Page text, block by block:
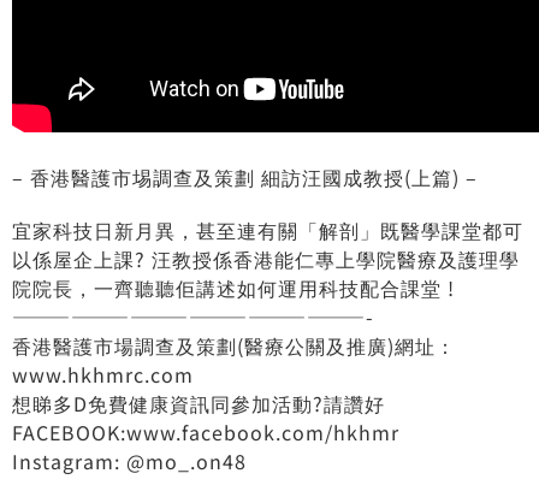
– 香港醫護市埸調查及策劃 細訪汪國成教授(上篇) –
宜家科技日新月異，甚至連有關「解剖」既醫學課堂都可
以係屋企上課? 汪教授係香港能仁專上學院醫療及護理學
院院長，一齊聽聽佢講述如何運用科技配合課堂 !
——————————————————-
香港醫護市場調查及策劃(醫療公關及推廣)網址：
www.hkhmrc.com
想睇多D免費健康資訊同參加活動?請讚好
FACEBOOK:www.facebook.com/hkhmr
Instagram: @mo_.on48